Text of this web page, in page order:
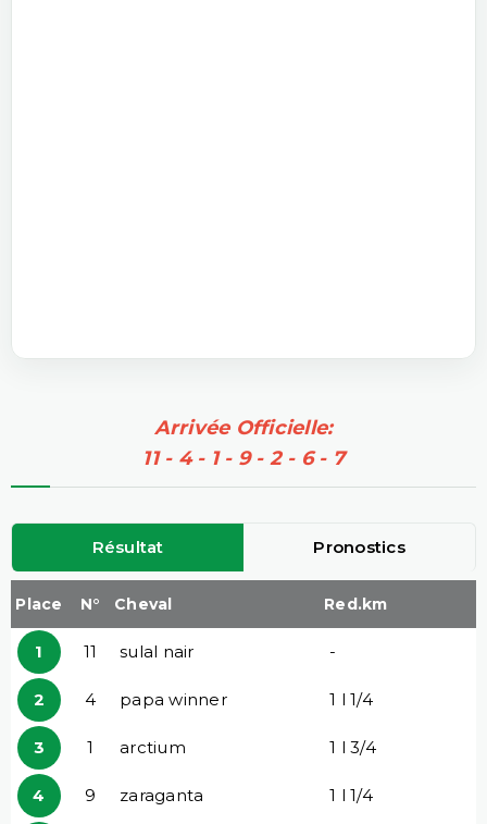
Arrivée Officielle:
11 - 4 - 1 - 9 - 2 - 6 - 7
Résultat Pronostics
Place N° Cheval Red.km
1 11 sulal nair -
2 4 papa winner 1 l 1/4
3 1 arctium 1 l 3/4
4 9 zaraganta 1 l 1/4